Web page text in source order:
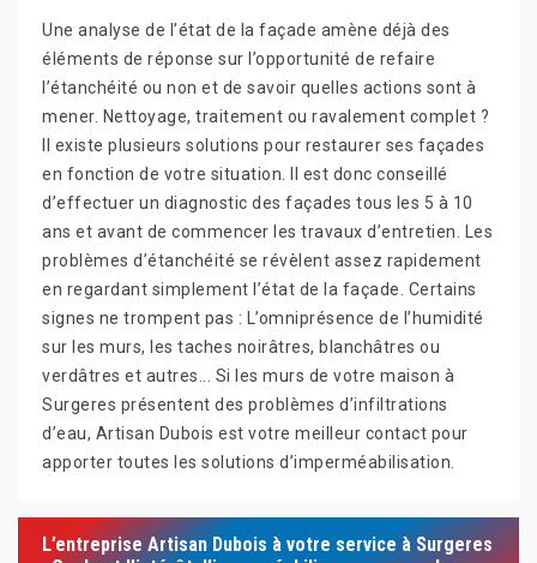
Une analyse de l’état de la façade amène déjà des
éléments de réponse sur l’opportunité de refaire
l’étanchéité ou non et de savoir quelles actions sont à
mener. Nettoyage, traitement ou ravalement complet ?
Il existe plusieurs solutions pour restaurer ses façades
en fonction de votre situation. Il est donc conseillé
d’effectuer un diagnostic des façades tous les 5 à 10
ans et avant de commencer les travaux d’entretien. Les
problèmes d’étanchéité se révèlent assez rapidement
en regardant simplement l’état de la façade. Certains
signes ne trompent pas : L’omniprésence de l’humidité
sur les murs, les taches noirâtres, blanchâtres ou
verdâtres et autres... Si les murs de votre maison à
Surgeres présentent des problèmes d’infiltrations
d’eau, Artisan Dubois est votre meilleur contact pour
apporter toutes les solutions d’imperméabilisation.
L’entreprise Artisan Dubois à votre service à Surgeres